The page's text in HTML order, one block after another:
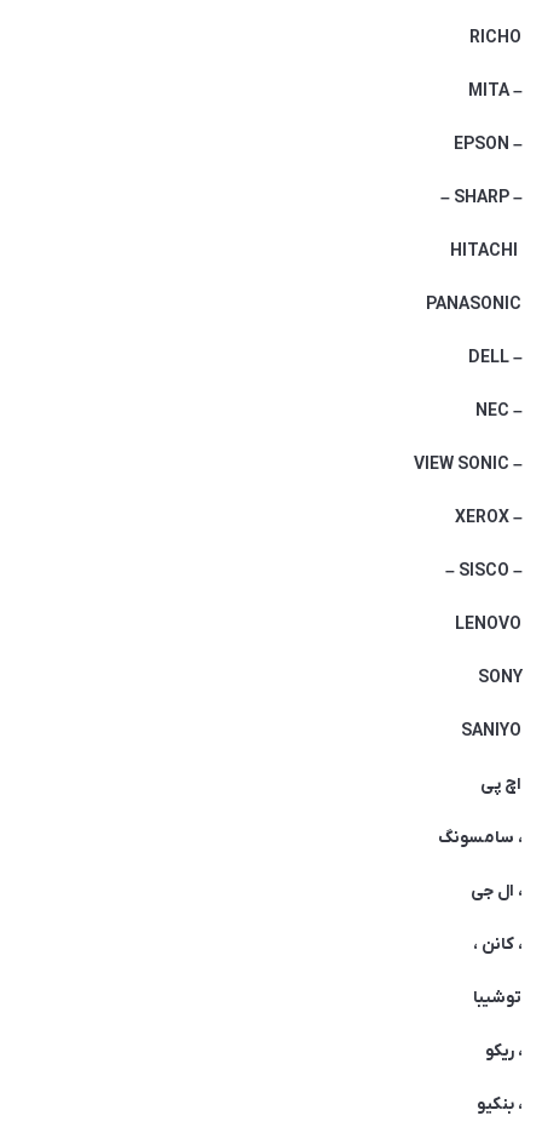
– MITA
– EPSON
– SHARP –
– DELL
– NEC
– VIEW SONIC
– XEROX
– SISCO –
SONY
اچ پی
، سامسونگ
، ال جی
، کانن ،
توشیبا
، ریکو
، بنکیو